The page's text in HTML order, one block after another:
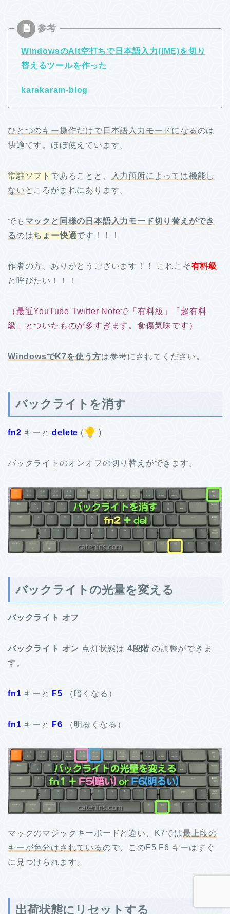
WindowsのAlt空打ちで日本語入力(IME)を切り
替えるツールを作った
karakaram-blog
ひとつのキー操作だけで日本語入力モードになるのは
快適です。ほぼ使えています。
常駐ソフト であることと、
入力箇所によっては機能し
ない ところがまれにあります。
でも マックと同様の日本語入力モード切り替えができ
るのはちょー快適です！！！
作者の方、ありがとうございます！！ これこそ有料級
と呼びたい！！！
（最近YouTube Twitter Noteで「有料級」「超有料
級」とついたものが多すぎます。食傷気味です）
WindowsでK7を使う方は参考にされてください。
バックライトを消す
fn2 キーとdelete ( )
バックライトのオンオフの切り替えができます。
バックライトの光量を変える
バックライト オフ
バックライト オン 点灯状態は 4段階 の調整ができま
す。
fn1 キーと F5 （暗くなる）
fn1 キーと F6 （明るくなる）
マックのマジックキーボードと違い、K7では最上段の
キーが色分けされているので、このF5 F6 キーはすぐ
に見つけられます。
出荷状態にリセットする